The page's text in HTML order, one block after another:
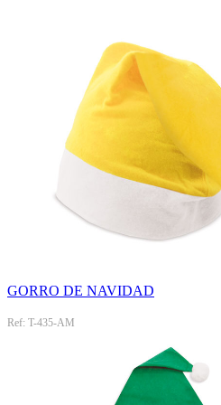
GORRO DE NAVIDAD
Ref: T-435-AM